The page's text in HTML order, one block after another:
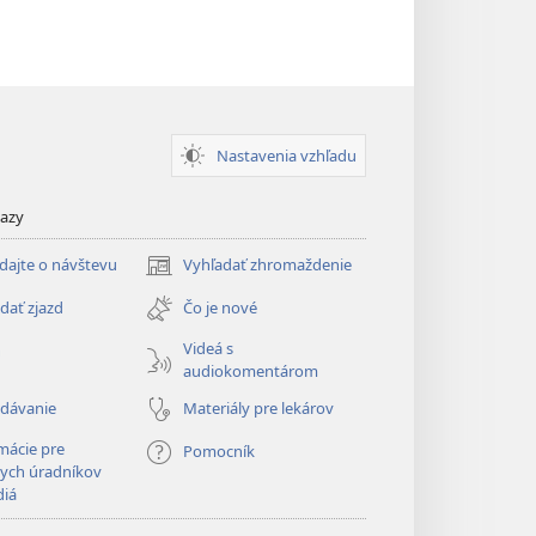
Nastavenia vzhľadu
o návštevu Vyhľadať zhromaždenie
(otvorí
nové
okno)
zjazd
Čo je nové
Videá s
audiokomentárom
Materiály pre lekárov
pre
úradníkov
Pomocník